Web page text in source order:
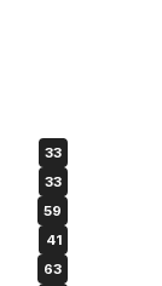
33
33
59
41
63